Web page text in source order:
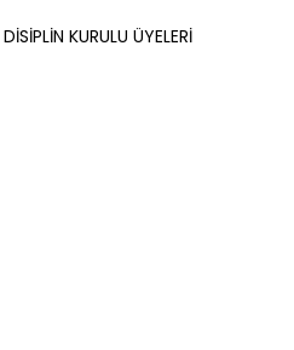
KURULU ÜYELERİ